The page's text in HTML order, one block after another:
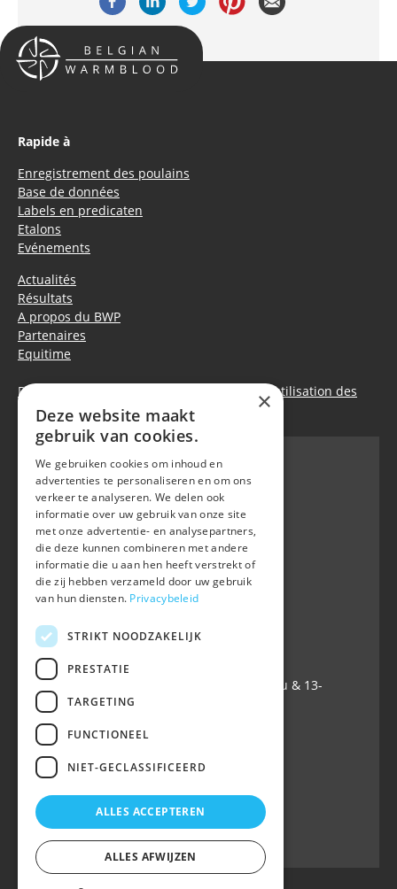
Rapide à
Enregistrement des poulains
Base de données
Labels en predicaten
Etalons
Evénements
Actualités
Résultats
A propos du BWP
Partenaires
Equitime
Déclaration de confidentialité
Politique d’utilisation des
cookies
BWP
Waversebaan 99
B-3050 OUD-HEVERLEE
+32 (0) 16 47 99 80
+32 (0) 16 47 99 85
TVA BE 0410.346.424
IBAN BE40 7364 0368 4863
Ouvert tous les jours ouvrables: 9u-12u & 13-
16u
Suivez-nous sur
×
Deze website maakt
gebruik van cookies.
We gebruiken cookies om inhoud en
advertenties te personaliseren en om ons
verkeer te analyseren. We delen ook
informatie over uw gebruik van onze site
met onze advertentie- en analysepartners,
die deze kunnen combineren met andere
informatie die u aan hen heeft verstrekt of
die zij hebben verzameld door uw gebruik
van hun diensten. Privacybeleid
STRIKT NOODZAKELIJK
PRESTATIE
TARGETING
FUNCTIONEEL
NIET-GECLASSIFICEERD
ALLES ACCEPTEREN
ALLES AFWIJZEN